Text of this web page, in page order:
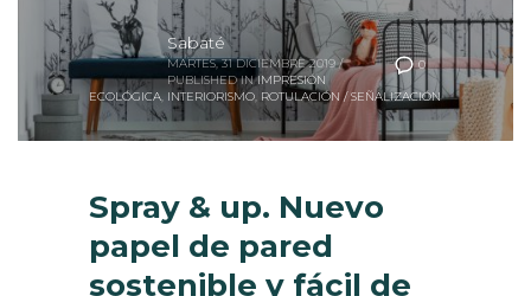
0
Sabaté
MARTES, 31 DICIEMBRE 2019 /
PUBLISHED IN IMPRESIÓN
ECOLÓGICA, INTERIORISMO, ROTULACIÓN / SEÑALIZACIÓN
Spray & up. Nuevo
papel de pared
sostenible y fácil de